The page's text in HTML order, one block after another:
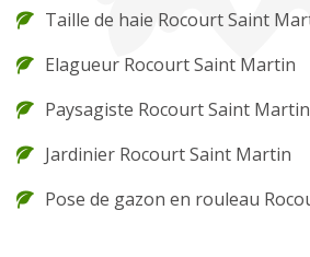
Taille de haie Rocourt Saint
Elagueur Rocourt Saint Martin
Paysagiste Rocourt Saint Martin
Jardinier Rocourt Saint Martin
Pose de gazon en rouleau